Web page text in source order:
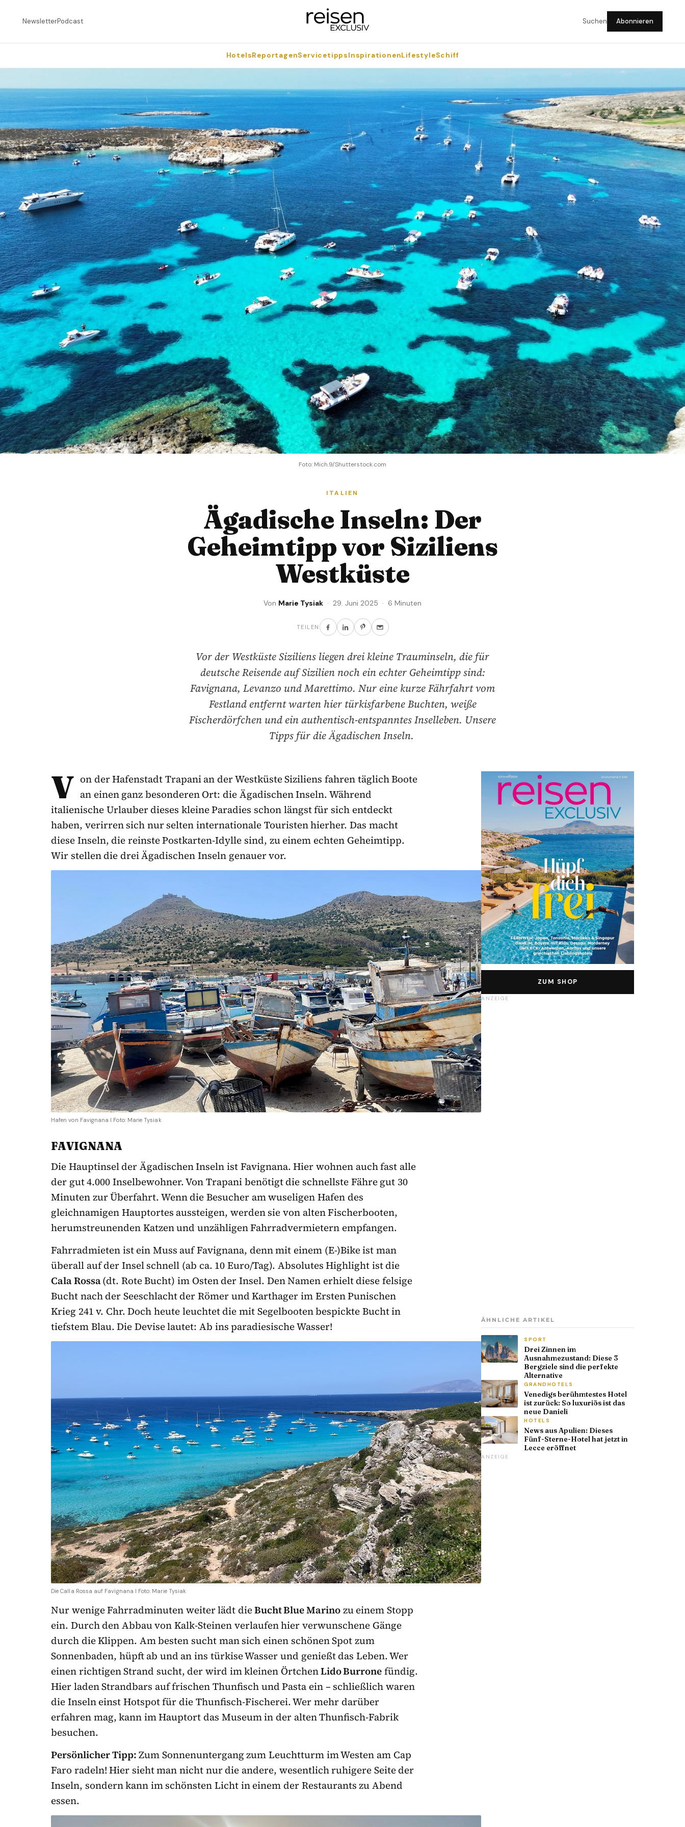
NewsletterPodcast Suchen Abonnieren
HotelsReportagenServicetippsInspirationenLifestyleSchiff
Foto: Mich.9/Shutterstock.com
ITALIEN
Ägadische Inseln: Der
Geheimtipp vor Siziliens
Westküste
Von Marie Tysiak · 29. Juni 2025 · 6 Minuten
TEILEN
Vor der Westküste Siziliens liegen drei kleine Trauminseln, die für
deutsche Reisende auf Sizilien noch ein echter Geheimtipp sind:
Favignana, Levanzo und Marettimo. Nur eine kurze Fährfahrt vom
Festland entfernt warten hier türkisfarbene Buchten, weiße
Fischerdörfchen und ein authentisch-entspanntes Inselleben. Unsere
Tipps für die Ägadischen Inseln.
V on der Hafenstadt Trapani an der Westküste Siziliens fahren täglich Boote
an einen ganz besonderen Ort: die Ägadischen Inseln. Während
italienische Urlauber dieses kleine Paradies schon längst für sich entdeckt
haben, verirren sich nur selten internationale Touristen hierher. Das macht
diese Inseln, die reinste Postkarten-Idylle sind, zu einem echten Geheimtipp.
Wir stellen die drei Ägadischen Inseln genauer vor.
Hafen von Favignana I Foto: Marie Tysiak
FAVIGNANA
Die Hauptinsel der Ägadischen Inseln ist Favignana. Hier wohnen auch fast alle
der gut 4.000 Inselbewohner. Von Trapani benötigt die schnellste Fähre gut 30
Minuten zur Überfahrt. Wenn die Besucher am wuseligen Hafen des
gleichnamigen Hauptortes aussteigen, werden sie von alten Fischerbooten,
herumstreunenden Katzen und unzähligen Fahrradvermietern empfangen.
Fahrradmieten ist ein Muss auf Favignana, denn mit einem (E-)Bike ist man
überall auf der Insel schnell (ab ca. 10 Euro/Tag). Absolutes Highlight ist die
Cala Rossa(dt. Rote Bucht) im Osten der Insel. Den Namen erhielt diese felsige
Bucht nach der Seeschlacht der Römer und Karthager im Ersten Punischen
Krieg 241 v. Chr. Doch heute leuchtet die mit Segelbooten bespickte Bucht in
tiefstem Blau. Die Devise lautet: Ab ins paradiesische Wasser!
Die Calla Rossa auf Favignana I Foto: Marie Tysiak
Nur wenige Fahrradminuten weiter lädt dieBucht Blue Marinozu einem Stopp
ein. Durch den Abbau von Kalk-Steinen verlaufen hier verwunschene Gänge
durch die Klippen. Am besten sucht man sich einen schönen Spot zum
Sonnenbaden, hüpft ab und an ins türkise Wasser und genießt das Leben. Wer
einen richtigen Strand sucht, der wird im kleinen ÖrtchenLido Burronefündig.
Hier laden Strandbars auf frischen Thunfisch und Pasta ein – schließlich waren
die Inseln einst Hotspot für die Thunfisch-Fischerei. Wer mehr darüber
erfahren mag, kann im Hauptort das Museum in der alten Thunfisch-Fabrik
besuchen.
Persönlicher Tipp:Zum Sonnenuntergang zum Leuchtturm im Westen am Cap
Faro radeln! Hier sieht man nicht nur die andere, wesentlich ruhigere Seite der
Inseln, sondern kann im schönsten Licht in einem der Restaurants zu Abend
essen.
ZUM SHOP
ANZEIGE
ÄHNLICHE ARTIKEL
SPORT
Drei Zinnen im
Ausnahmezustand: Diese 3
Bergziele sind die perfekte
Alternative
GRANDHOTELS
Venedigs berühmtestes Hotel
ist zurück: So luxuriös ist das
neue Danieli
HOTELS
News aus Apulien: Dieses
Fünf-Sterne-Hotel hat jetzt in
Lecce eröffnet
ANZEIGE